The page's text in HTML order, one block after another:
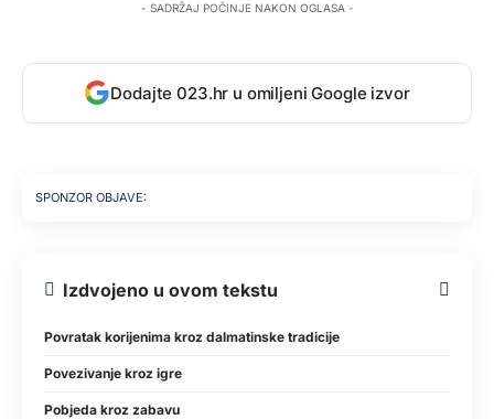
- SADRŽAJ POČINJE NAKON OGLASA -
Dodajte 023.hr u omiljeni Google izvor
SPONZOR OBJAVE:
Izdvojeno u ovom tekstu
Povratak korijenima kroz dalmatinske tradicije
Povezivanje kroz igre
Pobjeda kroz zabavu